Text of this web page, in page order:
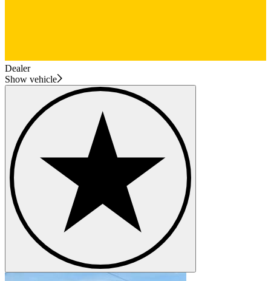
Dealer
Show vehicle